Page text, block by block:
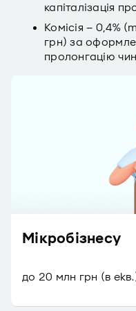
капіталізація
Комісія – 0,4%
грн) за
пролонгацію
Мікробізнесу
до 20 млн грн (в